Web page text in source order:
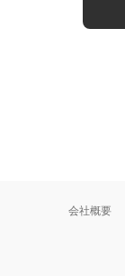
会社概要